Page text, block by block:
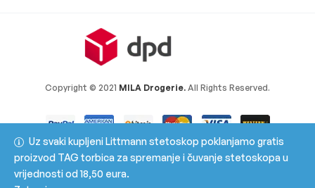
Uz svaki kupljeni Littmann stetoskop poklanjamo gratis
proizvod TAG torbica za spremanje i čuvanje stetoskopa u
vrijednosti od 18,50 eura.
Copyright © 2021 MILA Drogerie. All Rights Reserved.